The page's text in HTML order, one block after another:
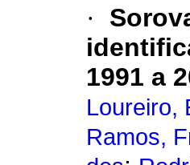
·
1991 a
Loureiro,
Ramos,